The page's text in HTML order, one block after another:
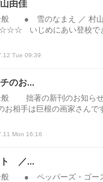
由佳
般 ● 雪のなまえ ／ 村山
いじめにあい登校でき
Tue 09:39
のお...
般 拙著の新刊のお知らせ
お相手は巨根の画家さんで
Mon 16:16
ト ／...
般 ● ペッパーズ・ゴー